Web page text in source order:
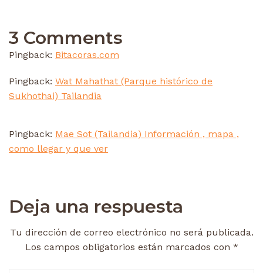
3 Comments
Pingback: Bitacoras.com
Pingback: Wat Mahathat (Parque histórico de
Sukhothai) Tailandia
Pingback: Mae Sot (Tailandia) Información , mapa ,
como llegar y que ver
Deja una respuesta
Tu dirección de correo electrónico no será publicada.
Los campos obligatorios están marcados con *